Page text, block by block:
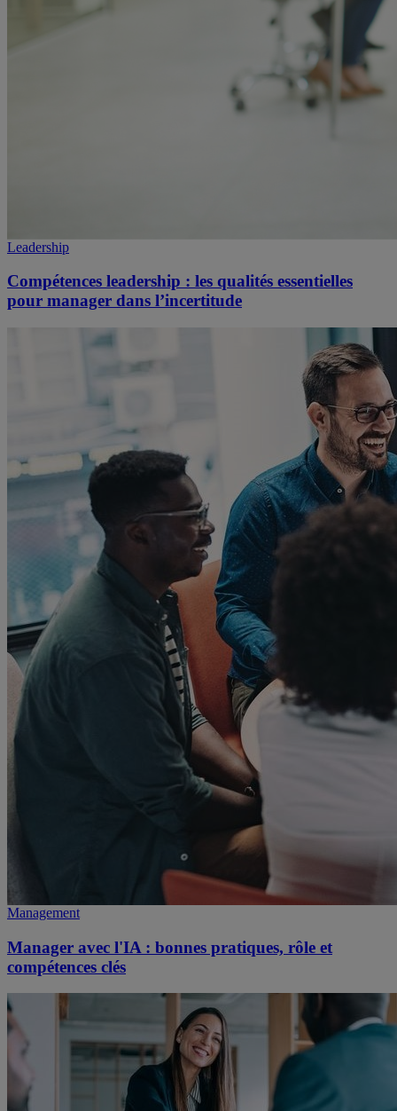
Leadership
Compétences leadership : les qualités essentielles
pour manager dans l’incertitude
Management
Manager avec l'IA : bonnes pratiques, rôle et
compétences clés